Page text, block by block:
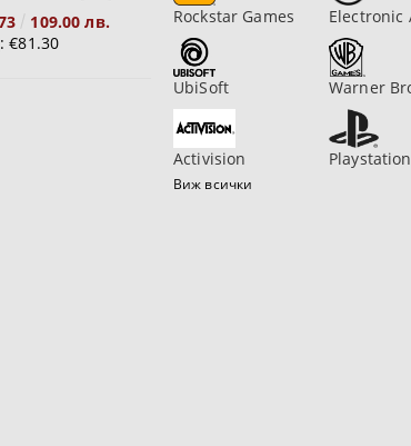
109.00 лв.
€81.30
Rockstar Games Electronic
UbiSoft Warner
Activision Playstation
Виж всички